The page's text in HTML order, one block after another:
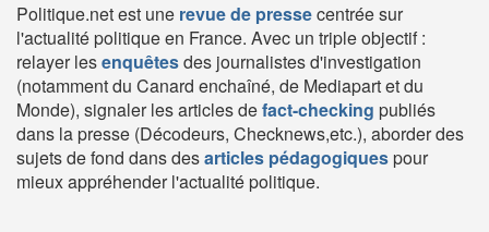
Politique.net est une revue de pressecentrée sur
l'actualité politique en France. Avec un triple objectif :
relayer lesenquêtesdes journalistes d'investigation
(notamment du Canard enchaîné, de Mediapart et du
Monde), signaler les articles defact-checking publiés
dans la presse (Décodeurs, Checknews,etc.), aborder des
sujets de fond dans desarticles pédagogiquespour
mieux appréhender l'actualité politique.